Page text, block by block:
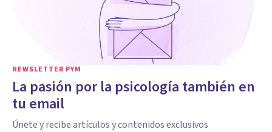
NEWSLETTER PYM
La pasión por la psicología también en
tu email
Únete y recibe artículos y contenidos exclusivos